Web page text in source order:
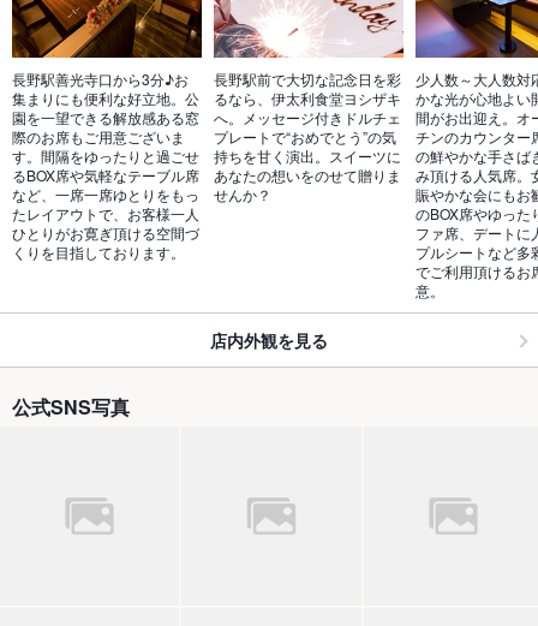
長野駅善光寺口から3分♪お
集まりにも便利な好立地。公
園を一望できる解放感ある窓
際のお席もご用意ございま
す。間隔をゆったりと過ごせ
るBOX席や気軽なテーブル席
など、一席一席ゆとりをもっ
たレイアウトで、お客様一人
ひとりがお寛ぎ頂ける空間づ
くりを目指しております。
長野駅前で大切な記念日を彩
るなら、伊太利食堂ヨシザキ
へ。メッセージ付きドルチェ
プレートで“おめでとう”の気
持ちを甘く演出。スイーツに
あなたの想いをのせて贈りま
せんか？
少人数～大人数対
かな光が心地よい
間がお出迎え。オ
チンのカウンター
の鮮やかな手さば
み頂ける人気席。
賑やかな会にもお
のBOX席やゆった
ファ席、デートに
プルシートなど多
でご利用頂けるお
意。
店内外観を見る
公式SNS写真